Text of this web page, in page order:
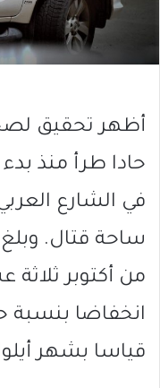
أظهر تحقيق
حادا طرأ منذ
في الشارع
ساحة قتال.
قياسا بشهر